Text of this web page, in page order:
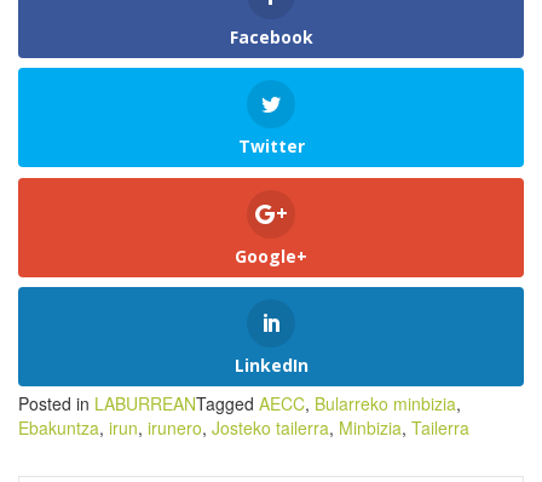
Facebook
Twitter
Google+
LinkedIn
Posted in LABURREANTagged AECC, Bularreko minbizia,
Ebakuntza, irun, irunero, Josteko tailerra, Minbizia, Tailerra